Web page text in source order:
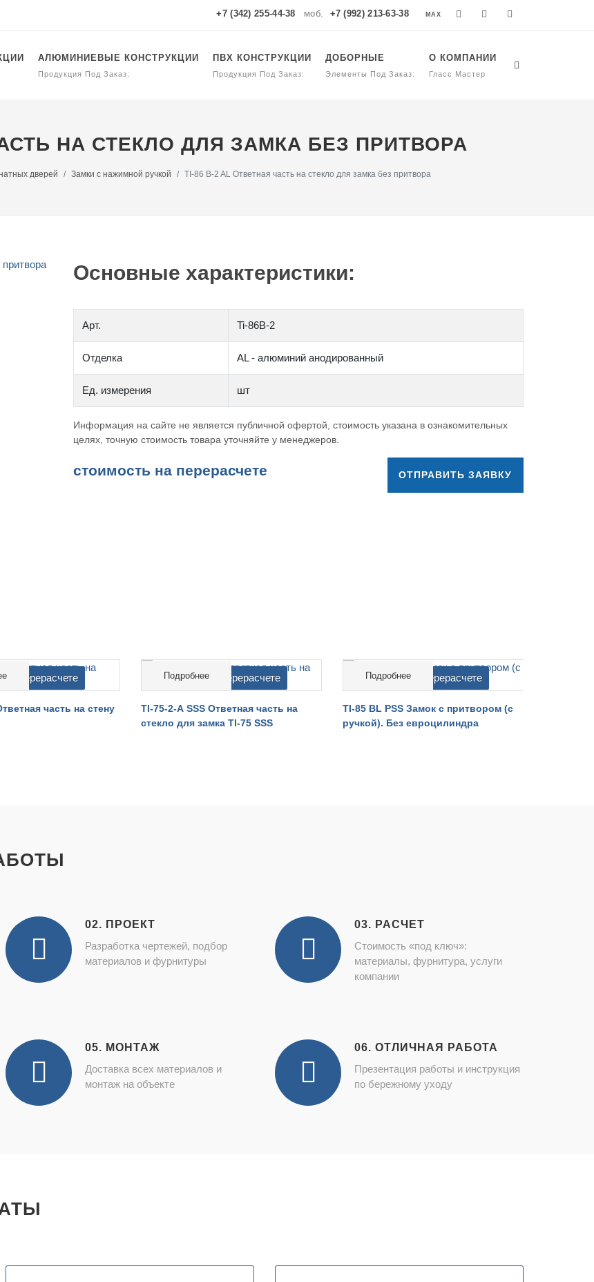
+7 (342) 255-44-38 моб. +7 (992) 213-63-38 MAX
АЛЮМИНИЕВЫЕ КОНСТРУКЦИИ
Продукция Под Заказ:
ПВХ КОНСТРУКЦИИ
Продукция Под Заказ:
ДОБОРНЫЕ
Элементы Под Заказ:
О КОМПАНИИ
Гласс Мастер
НА СТЕКЛО ДЛЯ ЗАМКА БЕЗ ПРИТВОРА
дверей Замки с нажимной ручкой TI-86 B-2 AL Ответная часть на стекло для замка без притвора
Основные характеристики:
Арт. Ti-86B-2
Отделка AL - алюминий анодированный
Ед. измерения шт
Информация на сайте не является публичной офертой, стоимость указана в ознакомительных
целях, точную стоимость товара уточняйте у менеджеров.
cтоимость на перерасчете ОТПРАВИТЬ ЗАЯВКУ
на перерасчете
часть на стену
cтоимость на перерасчете
Подробнее
TI-75-2-А SSS Ответная часть на
стекло для замка TI-75 SSS
cтоимость на перерасчете
Подробнее
TI-85 BL PSS Замок с притвором (с
ручкой). Без евроцилиндра
02. ПРОЕКТ
Разработка чертежей, подбор
материалов и фурнитуры
03. РАСЧЕТ
Стоимость «под ключ»:
материалы, фурнитура, услуги
компании
05. МОНТАЖ
Доставка всех материалов и
монтаж на объекте
06. ОТЛИЧНАЯ РАБОТА
Презентация работы и инструкция
по бережному уходу